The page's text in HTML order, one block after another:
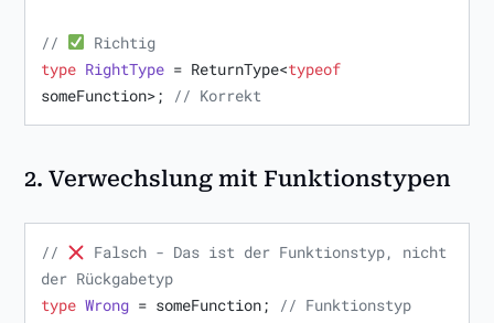
//
Richtig
type RightType = ReturnType<typeof
someFunction>;
// Korrekt
2. Verwechslung mit Funktionstypen
//
Falsch - Das ist der Funktionstyp, nicht
der Rückgabetyp
type Wrong = someFunction; // Funktionstyp